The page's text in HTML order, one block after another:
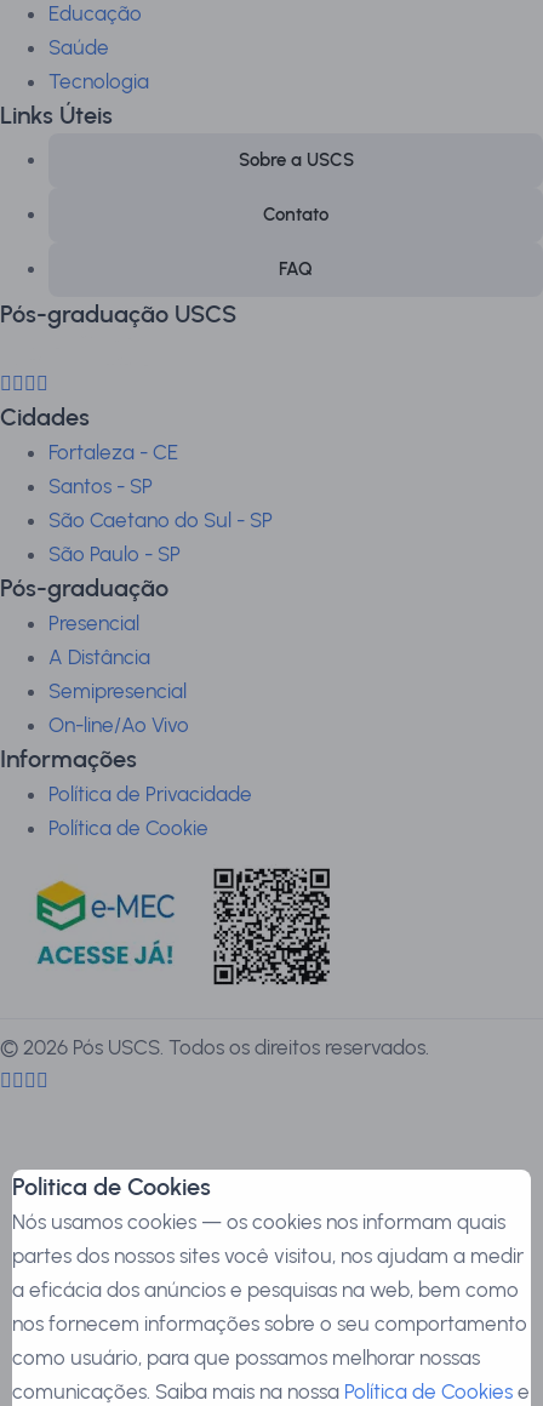
Educação
Saúde
Tecnologia
Links Úteis
Sobre a USCS
Contato
FAQ
Pós-graduação USCS
Cidades
Fortaleza - CE
Santos - SP
São Caetano do Sul - SP
São Paulo - SP
Pós-graduação
Presencial
A Distância
Semipresencial
On-line/Ao Vivo
Informações
Política de Privacidade
Política de Cookie
© 2026 Pós USCS. Todos os direitos reservados.
Politica de Cookies
Nós usamos cookies — os cookies nos informam quais
partes dos nossos sites você visitou, nos ajudam a medir
a eficácia dos anúncios e pesquisas na web, bem como
nos fornecem informações sobre o seu comportamento
como usuário, para que possamos melhorar nossas
comunicações. Saiba mais na nossa Política de Cookies e